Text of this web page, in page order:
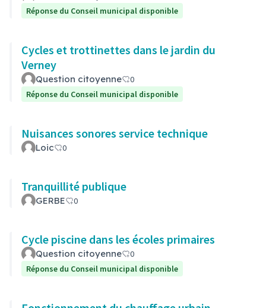
Réponse du Conseil municipal disponible
Cycles et trottinettes dans le jardin du
Verney
Question citoyenne
0
Réponse du Conseil municipal disponible
Nuisances sonores service technique
Loic 0
Tranquillité publique
GERBE 0
Cycle piscine dans les écoles primaires
Question citoyenne
0
Réponse du Conseil municipal disponible